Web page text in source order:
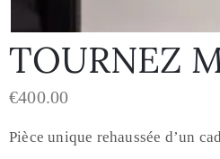
TOURNEZ
€400.00
Pièce unique rehaussée d’un